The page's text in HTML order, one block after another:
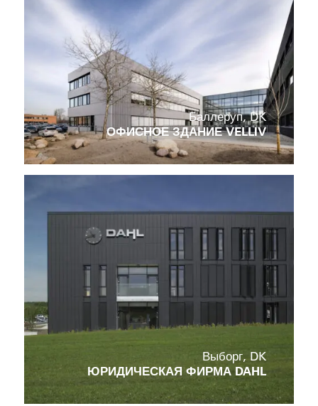
Баллеруп, DK
ОФИСНОЕ ЗДАНИЕ VELLIV
Выборг, DK
ЮРИДИЧЕСКАЯ ФИРМА DAHL